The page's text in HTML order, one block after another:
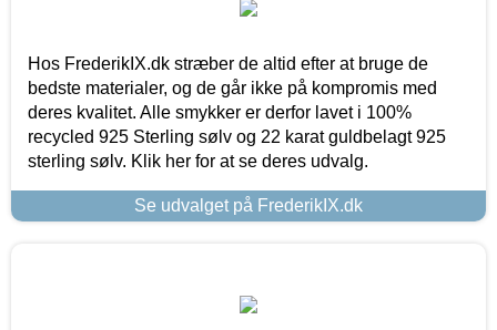
Hos FrederikIX.dk stræber de altid efter at bruge de
bedste materialer, og de går ikke på kompromis med
deres kvalitet. Alle smykker er derfor lavet i 100%
recycled 925 Sterling sølv og 22 karat guldbelagt 925
sterling sølv. Klik her for at se deres udvalg.
Se udvalget på FrederikIX.dk